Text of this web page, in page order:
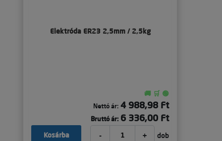
Elektróda ER23 2,5mm / 2,5kg
🚚 🛒 🟢
Nettó ár: 4 988,98 Ft
Bruttó ár: 6 336,00 Ft
- + dob
Kosárba